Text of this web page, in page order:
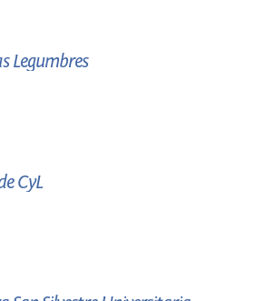
Legumbres
CyL